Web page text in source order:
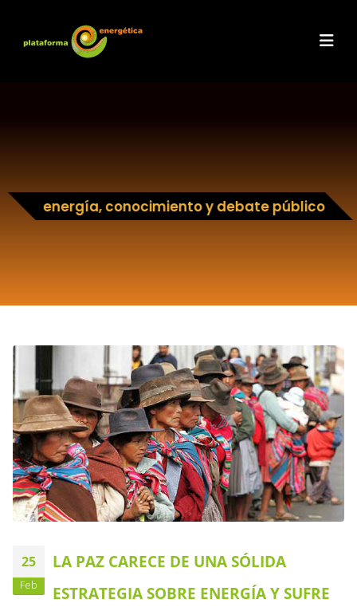
energía, conocimiento y debate público
25
Feb
LA PAZ CARECE DE UNA SÓLIDA
ESTRATEGIA SOBRE ENERGÍA Y SUFRE